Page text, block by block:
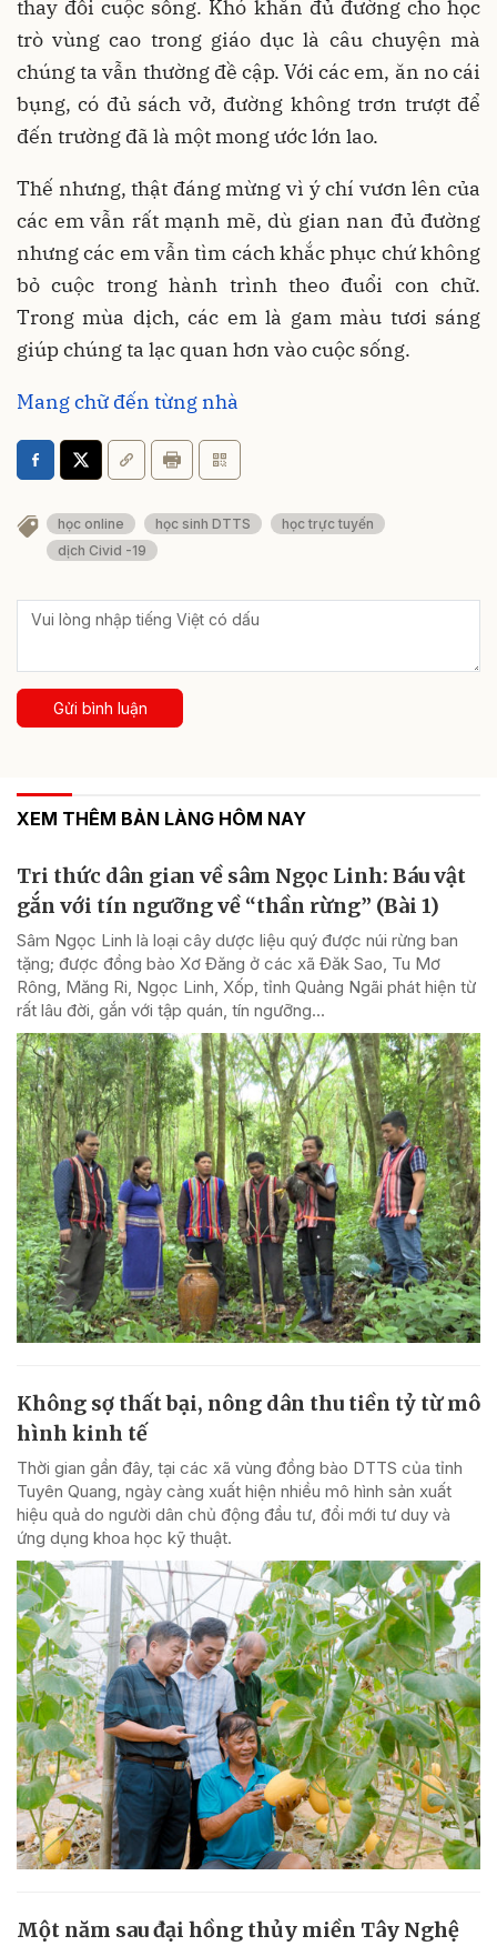
thay đổi cuộc sống. Khó khăn đủ đường cho học
trò vùng cao trong giáo dục là câu chuyện mà
chúng ta vẫn thường đề cập. Với các em, ăn no cái
bụng, có đủ sách vở, đường không trơn trượt để
đến trường đã là một mong ước lớn lao.
Thế nhưng, thật đáng mừng vì ý chí vươn lên của
các em vẫn rất mạnh mẽ, dù gian nan đủ đường
nhưng các em vẫn tìm cách khắc phục chứ không
bỏ cuộc trong hành trình theo đuổi con chữ.
Trong mùa dịch, các em là gam màu tươi sáng
giúp chúng ta lạc quan hơn vào cuộc sống.
Mang chữ đến từng nhà
học online học sinh DTTS
học trực tuyến
dịch Civid -19
Gửi bình luận
XEM THÊM BẢN LÀNG HÔM NAY
Tri thức dân gian về sâm Ngọc Linh: Báu vật
gắn với tín ngưỡng về “thần rừng” (Bài 1)
Sâm Ngọc Linh là loại cây dược liệu quý được núi rừng ban
tặng; được đồng bào Xơ Đăng ở các xã Đăk Sao, Tu Mơ
Rông, Măng Ri, Ngọc Linh, Xốp, tỉnh Quảng Ngãi phát hiện từ
rất lâu đời, gắn với tập quán, tín ngưỡng...
Không sợ thất bại, nông dân thu tiền tỷ từ mô
hình kinh tế
Thời gian gần đây, tại các xã vùng đồng bào DTTS của tỉnh
Tuyên Quang, ngày càng xuất hiện nhiều mô hình sản xuất
hiệu quả do người dân chủ động đầu tư, đổi mới tư duy và
ứng dụng khoa học kỹ thuật.
Một năm sau đại hồng thủy miền Tây Nghệ